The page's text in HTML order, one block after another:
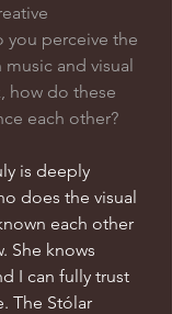
you perceive the
and visual
how do these
each other?
is deeply
does the visual
each other
She knows
I can fully trust
The Stólar